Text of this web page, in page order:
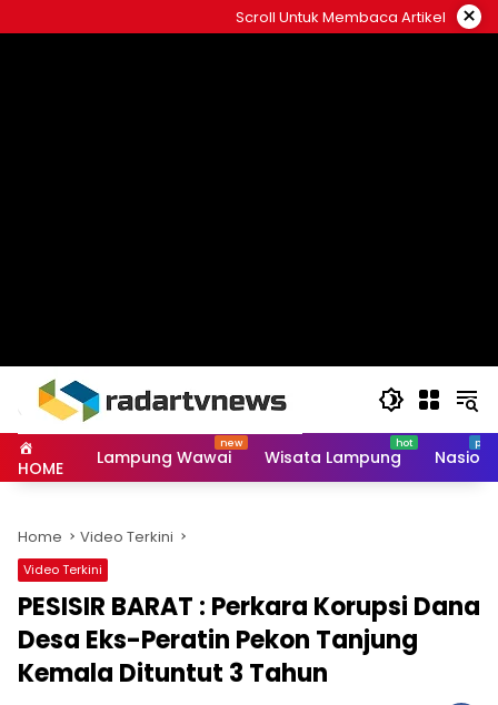
to
Scroll Untuk Membaca Artikel ×
HOME Lampung Wawai Wisata Lampung
Home Video Terkini
Video Terkini
PESISIR BARAT : Perkara Korupsi Dana
Desa Eks-Peratin Pekon Tanjung
Kemala Dituntut 3 Tahun